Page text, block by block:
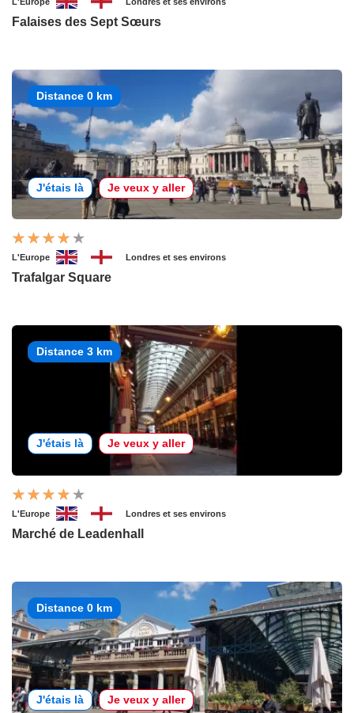
Falaises des Sept Sœurs
Distance 0 km
J'étais là Je veux y aller
L'Europe Londres et ses environs
Trafalgar Square
Distance 3 km
J'étais là Je veux y aller
L'Europe Londres et ses environs
Marché de Leadenhall
Distance 0 km
J'étais là Je veux y aller